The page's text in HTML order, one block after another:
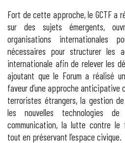
Fort de cette approche, le GCTF a
sur des sujets émergents,
organisations internationales
nécessaires pour structurer les
internationale afin de relever les
ajoutant que le Forum a réalisé
faveur d’une approche
terroristes étrangers, la gestion
les nouvelles technologies
communication, la lutte contre le
tout en préservant l’espace civique.